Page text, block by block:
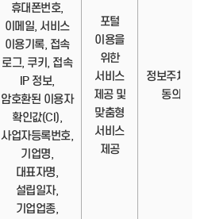
포털
이용을
위한
서비스
제공 및
맞춤형
서비스
제공
정보주체의
동의
휴대폰번호,
이메일, 서비스
이용기록, 접속
로그, 쿠키, 접속
IP 정보,
암호환된 이용자
확인값(CI),
사업자등록번호,
기업명,
대표자명,
설립일자,
기업업종,